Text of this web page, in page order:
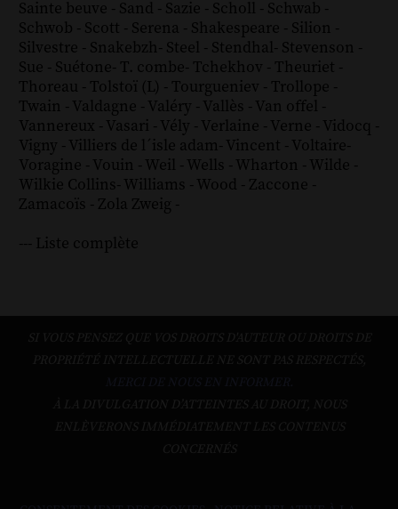
Sainte beuve - Sand - Sazie - Scholl - Schwab -
Schwob - Scott - Serena - Shakespeare - Silion -
Silvestre - Snakebzh- Steel - Stendhal- Stevenson -
Sue - Suétone- T. combe- Tchekhov - Theuriet -
Thoreau - Tolstoï (L) - Tourgueniev - Trollope -
Twain - Valdagne - Valéry - Vallès - Van offel -
Vannereux - Vasari - Vély - Verlaine - Verne - Vidocq -
Vigny - Villiers de l´isle adam- Vincent - Voltaire-
Voragine - Vouin - Weil - Wells - Wharton - Wilde -
Wilkie Collins- Williams - Wood - Zaccone -
Zamacoïs - Zola Zweig -
--- Liste complète